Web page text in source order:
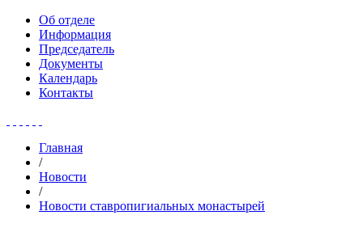
Об отделе
Информация
Председатель
Документы
Календарь
Контакты
Главная
/
Новости
/
Новости ставропигиальных монастырей